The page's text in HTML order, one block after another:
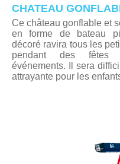
CHATEAU
Ce château gonflable et
en forme de bateau
décoré ravira tous les
pendant des fêtes
événements. Il sera
attrayante pour les